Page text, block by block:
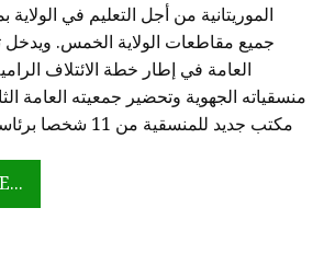
الموريتانية من أجل التعليم في
جميع مقاطعات الولاية الخمس. ويدخل
العامة في إطار خطة الائتلاف
منسقياته الجهوية وتحضير جمعيته العامة
مكتب جديد للمنسقية من 11 شخصا برئاسة السيدة بولو جلوا